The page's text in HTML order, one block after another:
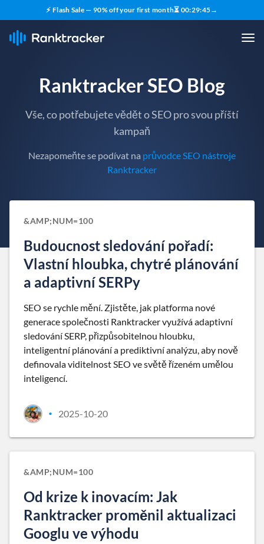
⚡ Flash Sale — 90% off your first month⏳ 00:29:44→
Ranktracker SEO Blog
Vše, co potřebujete vědět o SEO pro svou příští
kampaň
Nezapomeňte se podívat na průvodce SEO nástroje
Ranktracker
&AMP;NUM=100
Budoucnost sledování pořadí:
Vlastní hloubka, chytré plánování
a adaptivní SERPy
SEO se rychle mění. Zjistěte, jak platforma nové
generace společnosti Ranktracker využívá adaptivní
sledování SERP, přizpůsobitelnou hloubku,
inteligentní plánování a prediktivní analýzu, aby nově
definovala viditelnost SEO ve světě řízeném umělou
inteligencí.
• 2025-10-20
&AMP;NUM=100
Od krize k inovacím: Jak
Ranktracker proměnil aktualizaci
Googlu ve výhodu